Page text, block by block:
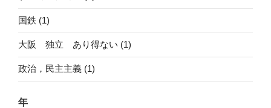
国鉄 (1)
大阪 独立 あり得ない (1)
政治，民主主義 (1)
年